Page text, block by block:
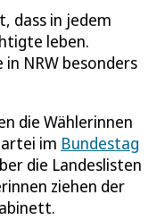
dass in jedem
leben.
NRW besonders
die Wählerinnen
im Bundestag
die Landeslisten
ziehen der